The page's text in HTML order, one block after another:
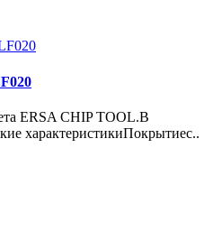
ERSA CHIP TOOL.В
характеристикиПокрытиес..